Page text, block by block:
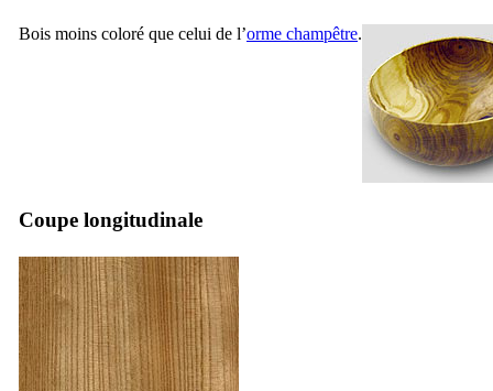
Bois moins coloré que celui de l’orme champêtre.
Coupe longitudinale